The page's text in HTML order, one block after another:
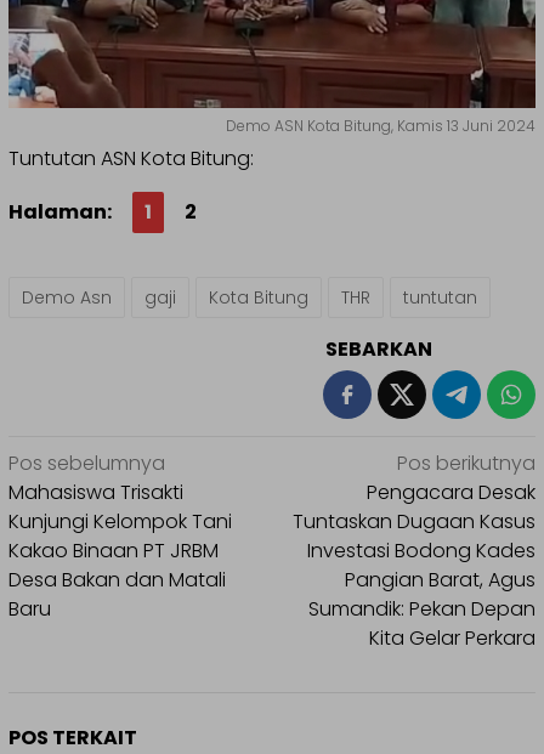
Demo ASN Kota Bitung, Kamis 13 Juni 2024
Tuntutan ASN Kota Bitung:
Halaman:
1 2
Demo Asn gaji Kota Bitung THR tuntutan
SEBARKAN
Navigasi
pos
Pos sebelumnya
Mahasiswa Trisakti
Kunjungi Kelompok Tani
Kakao Binaan PT JRBM
Desa Bakan dan Matali
Baru
Pos berikutnya
Pengacara Desak
Tuntaskan Dugaan Kasus
Investasi Bodong Kades
Pangian Barat, Agus
Sumandik: Pekan Depan
Kita Gelar Perkara
POS TERKAIT